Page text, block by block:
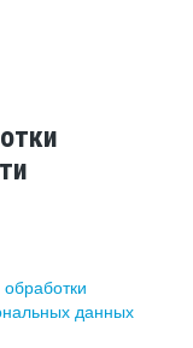
данных